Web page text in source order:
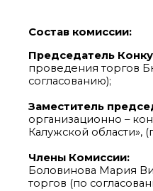
Состав комиссии:
Председатель
проведения торгов
согласованию);
Заместитель
организационно –
Калужской области»,
Члены Комиссии:
Боловинова Мария
торгов (по